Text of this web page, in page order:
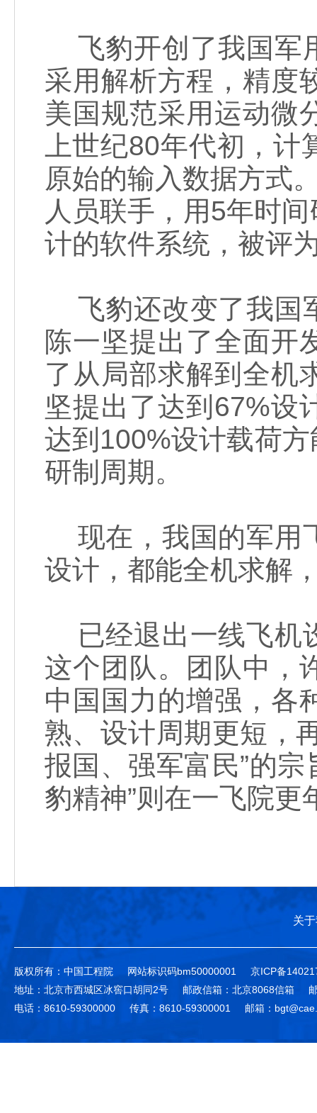
飞豹开创了我国军
采用解析方程，精度
美国规范采用运动微
上世纪80年代初，
原始的输入数据方式
人员联手，用5年时
计的软件系统，被评
飞豹还改变了我国
陈一坚提出了全面开
了从局部求解到全机
坚提出了达到67%设
达到100%设计载荷
研制周期。
现在，我国的军用
设计，都能全机求解
已经退出一线飞机
这个团队。团队中，
中国国力的增强，各
熟、设计周期更短，
报国、强军富民”的宗
豹精神”则在一飞院
关
版权所有：中国工程院 网站标识码bm50000001
京ICP备
地址：北京市西城区冰窖口胡同2号
邮政信箱：北京8068信箱
电话：8610-59300000
传真：8610-59300001 邮箱：